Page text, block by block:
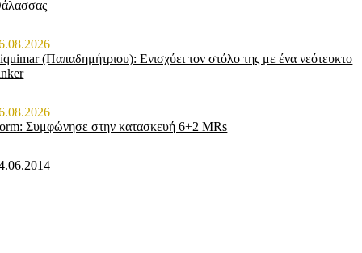
(Παπαδημήτριου): Ενισχύει τον στόλο της με ένα νεότευκτο
Συμφώνησε στην κατασκευή 6+2 MRs